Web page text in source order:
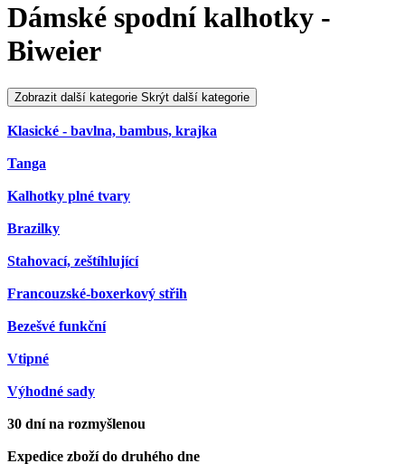
Dámské spodní kalhotky -
Biweier
Zobrazit další kategorie Skrýt další kategorie
Klasické - bavlna, bambus, krajka
Tanga
Kalhotky plné tvary
Brazilky
Stahovací, zeštíhlující
Francouzské-boxerkový střih
Bezešvé funkční
Vtipné
Výhodné sady
30 dní na rozmyšlenou
Expedice zboží do druhého dne